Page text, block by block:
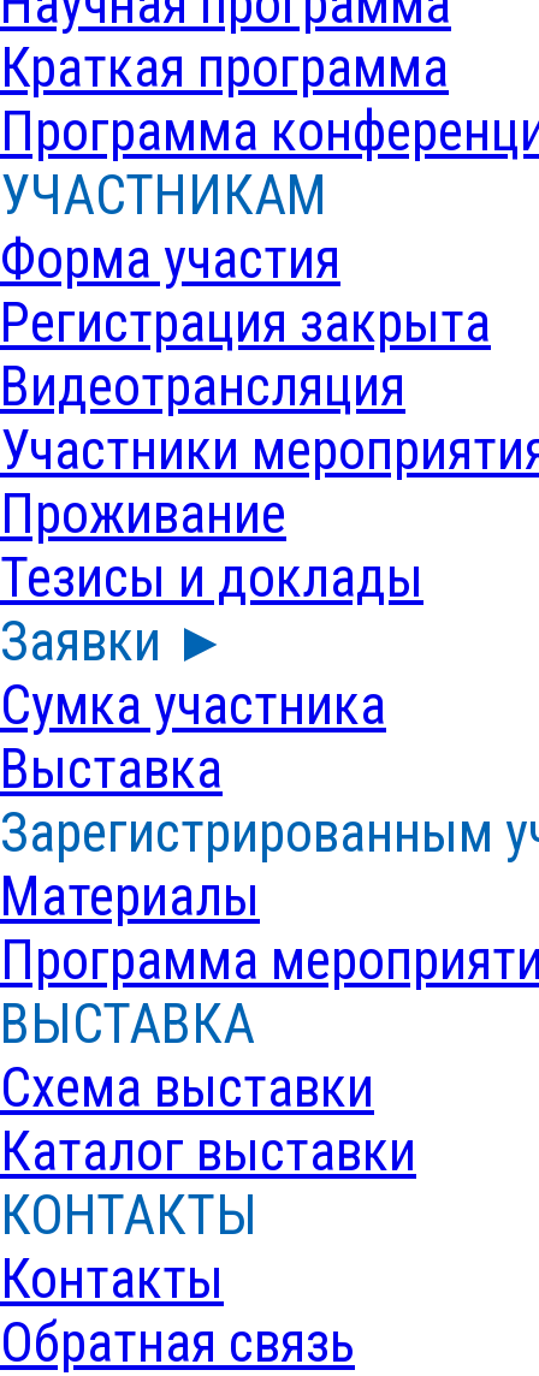
Краткая программа
Программа
УЧАСТНИКАМ
Форма участия
Регистрация закрыта
Видеотрансляция
Участники
Проживание
Тезисы и доклады
Заявки ►
Сумка участника
Выставка
Зарегистрированным
Материалы
Программа
ВЫСТАВКА
Схема выставки
Каталог выставки
КОНТАКТЫ
Контакты
Обратная связь